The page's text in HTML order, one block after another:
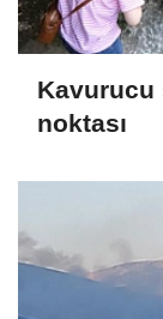
Kavurucu
noktası